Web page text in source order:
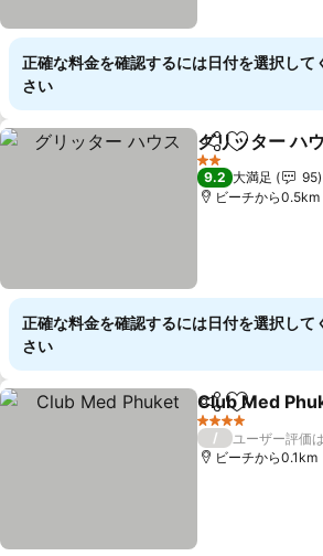
正確な料金を確認するには日付を選択して
さい
シェアお気に入り
グリッター ハ
2 ホテルのランク
9.2 大満足
95
ビーチから0.5km
正確な料金を確認するには日付を選択して
さい
シェアお気に入り
Club Med
4 ホテルのランク
/
ユーザー評価
ビーチから0.1km